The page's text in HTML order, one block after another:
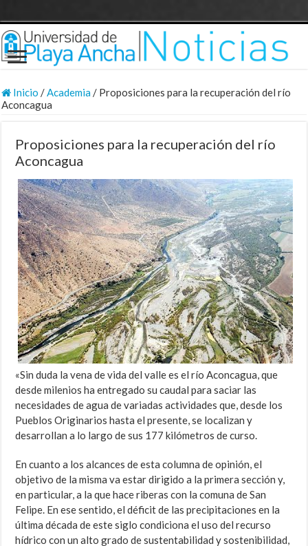
Inicio /Academia/ Proposiciones para la recuperación del río
Aconcagua
Proposiciones para la recuperación del río
Aconcagua
«Sin duda la vena de vida del valle es el río Aconcagua, que
desde milenios ha entregado su caudal para saciar las
necesidades de agua de variadas actividades que, desde los
Pueblos Originarios hasta el presente, se localizan y
desarrollan a lo largo de sus 177 kilómetros de curso.
En cuanto a los alcances de esta columna de opinión, el
objetivo de la misma va estar dirigido a la primera sección y,
en particular, a la que hace riberas con la comuna de San
Felipe. En ese sentido, el déficit de las precipitaciones en la
última década de este siglo condiciona el uso del recurso
hídrico con un alto grado de sustentabilidad y sostenibilidad,